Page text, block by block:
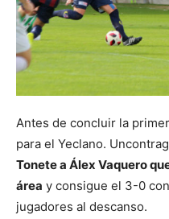
Antes de concluir la
para el Yeclano.
Tonete a Álex Vaquero
área y consigue el 3-0
jugadores al descanso.